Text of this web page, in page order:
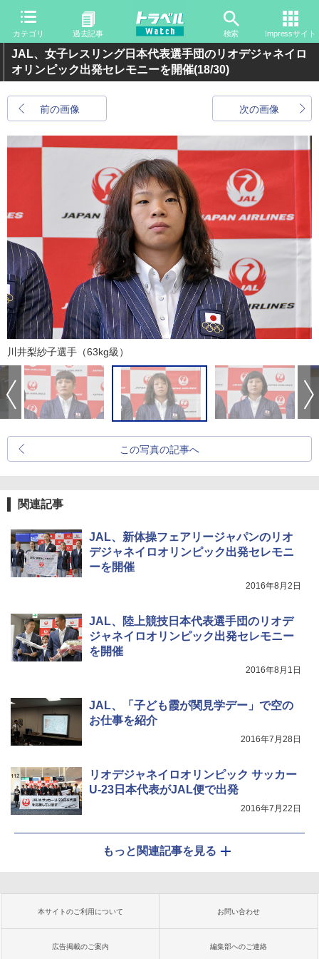
カテゴリ 過去記事 検索 Impressサイト
JAL、女子レスリング日本代表選手団のリオデジャネイロ
オリンピック出発セレモニーを開催(18/30)
前の画像 次の画像
川井梨紗子選手（63kg級）
この写真の記事へ
関連記事
JAL、新体操フェアリージャパンのリオ
デジャネイロオリンピック出発セレモニ
ーを開催
2016年8月2日
JAL、陸上競技日本代表選手団のリオデ
ジャネイロオリンピック出発セレモニー
を開催
2016年8月1日
JAL、「子ども霞が関見学デー」で空の
お仕事を紹介
2016年7月28日
リオデジャネイロオリンピック サッカー
U-23日本代表がJAL便で出発
2016年7月22日
もっと関連記事を見る
本サイトのご利用について お問い合わせ
広告掲載のご案内 編集部へのご連絡